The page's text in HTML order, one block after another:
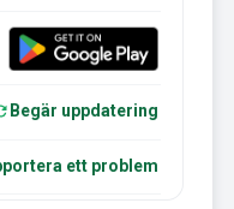
Begär uppdatering
ett problem